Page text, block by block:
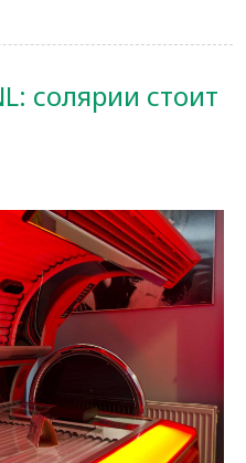
солярии стоит